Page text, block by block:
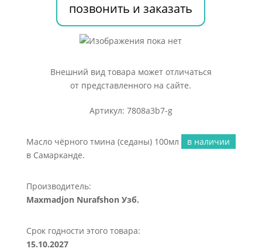
позвонить и заказать
Внешний вид товара может отличаться
от представленного на сайте.
Артикул: 7808a3b7-g
Масло чёрного тмина (седаны) 100мл
в наличии
в Самарканде.
Производитель:
Maxmadjon Nurafshon Узб.
Срок годности этого товара:
15.10.2027